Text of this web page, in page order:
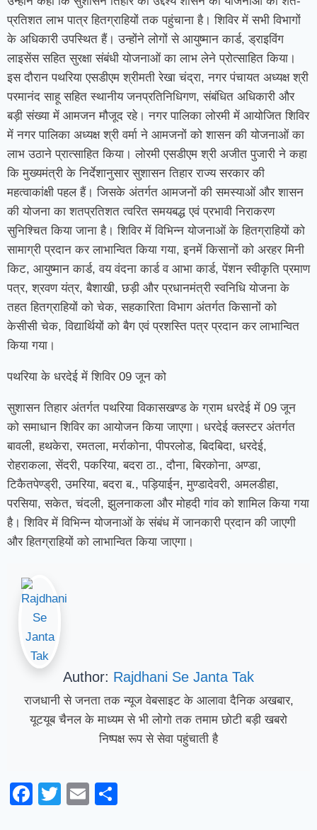
प्रतिशत लाभ पात्र हितग्राहियों तक पहुंचाना है। शिविर में सभी विभागों
के अधिकारी उपस्थित हैं। उन्होंने लोगों से आयुष्मान कार्ड, ड्राइविंग
लाइसेंस सहित सुरक्षा संबंधी योजनाओं का लाभ लेने प्रोत्साहित किया।
इस दौरान पथरिया एसडीएम श्रीमती रेखा चंद्रा, नगर पंचायत अध्यक्ष श्री
परमानंद साहू सहित स्थानीय जनप्रतिनिधिगण, संबंधित अधिकारी और
बड़ी संख्या में आमजन मौजूद रहे। नगर पालिका लोरमी में आयोजित शिविर
में नगर पालिका अध्यक्ष श्री वर्मा ने आमजनों को शासन की योजनाओं का
लाभ उठाने प्रात्साहित किया। लोरमी एसडीएम श्री अजीत पुजारी ने कहा
कि मुख्यमंत्री के निर्देशानुसार सुशासन तिहार राज्य सरकार की
महत्वाकांक्षी पहल हैं। जिसके अंतर्गत आमजनों की समस्याओं और शासन
की योजना का शतप्रतिशत त्वरित समयबद्ध एवं प्रभावी निराकरण
सुनिश्चित किया जाना है। शिविर में विभिन्न योजनाओं के हितग्राहियों को
सामाग्री प्रदान कर लाभान्वित किया गया, इनमें किसानों को अरहर मिनी
किट, आयुष्मान कार्ड, वय वंदना कार्ड व आभा कार्ड, पेंशन स्वीकृति प्रमाण
पत्र, श्रवण यंत्र, बैशाखी, छड़ी और प्रधानमंत्री स्वनिधि योजना के
तहत हितग्राहियों को चेक, सहकारिता विभाग अंतर्गत किसानों को
केसीसी चेक, विद्यार्थियों को बैग एवं प्रशस्ति पत्र प्रदान कर लाभान्वित
किया गया।
पथरिया के धरदेई में शिविर 09 जून को
सुशासन तिहार अंतर्गत पथरिया विकासखण्ड के ग्राम धरदेई में 09 जून
को समाधान शिविर का आयोजन किया जाएगा। धरदेई क्लस्टर अंतर्गत
बावली, हथकेरा, रमतला, मर्राकोना, पीपरलोड, बिदबिदा, धरदेई,
रोहराकला, सेंदरी, पकरिया, बदरा ठा., दौना, बिरकोना, अण्डा,
टिकैतपेण्ड्री, उमरिया, बदरा ब., पड़ियाईन, मुण्डादेवरी, अमलडीहा,
परसिया, सकेत, चंदली, झुलनाकला और मोहदी गांव को शामिल किया गया
है। शिविर में विभिन्न योजनाओं के संबंध में जानकारी प्रदान की जाएगी
और हितग्राहियों को लाभान्वित किया जाएगा।
Author: Rajdhani Se Janta Tak
राजधानी से जनता तक न्यूज वेबसाइट के आलावा दैनिक अखबार,
यूटयूब चैनल के माध्यम से भी लोगो तक तमाम छोटी बड़ी खबरो
निष्पक्ष रूप से सेवा पहुंचाती है
Facebook
TwitterEmail